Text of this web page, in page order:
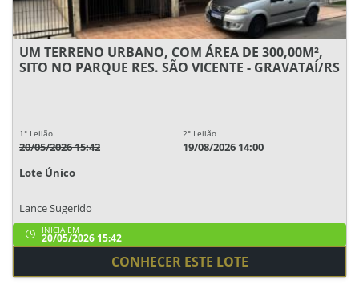
UM TERRENO URBANO, COM ÁREA DE 300,00M²,
SITO NO PARQUE RES. SÃO VICENTE - GRAVATAÍ/RS
1° Leilão
20/05/2026 15:42
2° Leilão
19/08/2026 14:00
Lote Único
Lance Sugerido
INICIA EM
20/05/2026 15:42
CONHECER ESTE LOTE